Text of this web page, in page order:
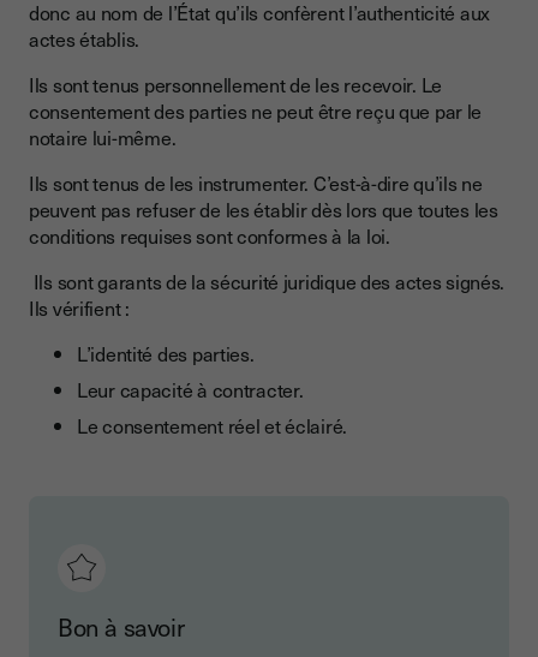
donc au nom de l’État qu’ils confèrent l’authenticité aux
actes établis.
Ils sont tenus personnellement de les recevoir. Le
consentement des parties ne peut être reçu que par le
notaire lui-même.
Ils sont tenus de les instrumenter. C’est-à-dire qu’ils ne
peuvent pas refuser de les établir dès lors que toutes les
conditions requises sont conformes à la loi.
Ils sont garants de la sécurité juridique des actes signés.
Ils vérifient :
L’identité des parties.
Leur capacité à contracter.
Le consentement réel et éclairé.
Bon à savoir